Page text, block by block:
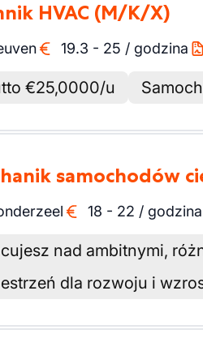
HVAC (M/K/X)
19.3 - 25 / godzina
€25,0000/u
samochodów
18 - 22 / godzina
nad ambitnymi,
dla rozwoju i